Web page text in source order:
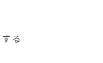
す る